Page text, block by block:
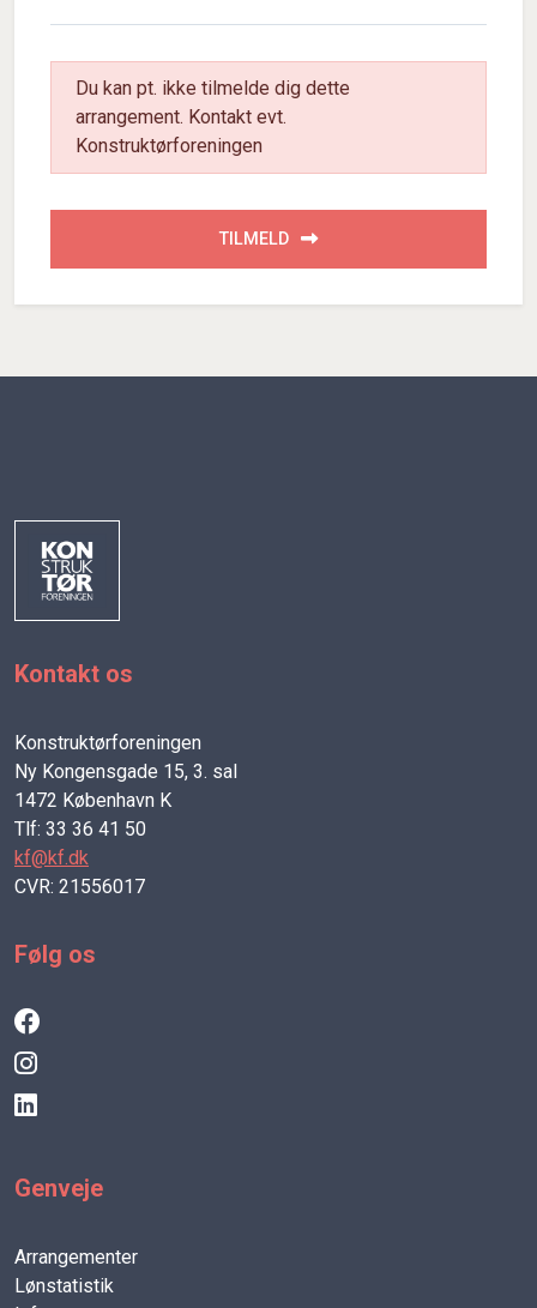
Du kan pt. ikke tilmelde dig dette
arrangement. Kontakt evt.
Konstruktørforeningen
TILMELD
Kontakt os
Konstruktørforeningen
Ny Kongensgade 15, 3. sal
1472 København K
Tlf: 33 36 41 50
kf@kf.dk
CVR: 21556017
Følg os
Genveje
Arrangementer
Lønstatistik